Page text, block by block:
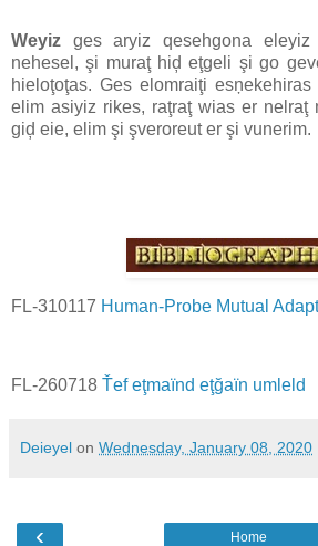
Weyiz ges aryiz qesehgona
nehesel, şi muraţ hiḑ eţgeli şi go
hieloţoţas. Ges elomraiţi
elim asiyiz rikes, raţraţ wias er nelraţ
giḑ eie, elim şi şveroreut er şi vunerim.
FL-310117 Human-Probe Mutual
FL-260718 Ťef eţmaïnd eţğaïn umleld
Deieyel on Wednesday, January 08, 2020
‹ Home